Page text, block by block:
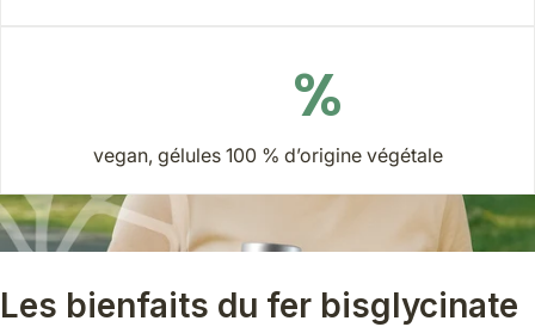
%
vegan, gélules 100 % d’origine végétale
Les bienfaits du fer bisglycinate